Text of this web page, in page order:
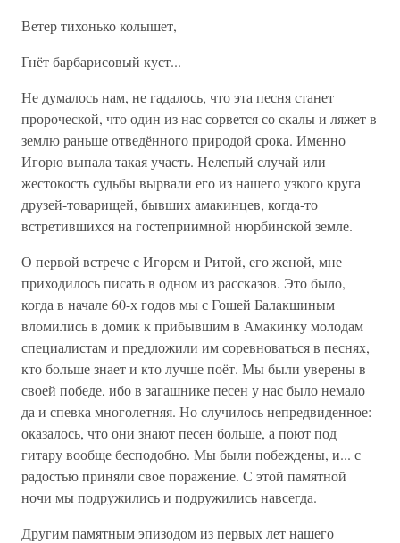
Ветер тихонько колышет,
Гнёт барбарисовый куст...
Не думалось нам, не гадалось, что эта песня станет
пророческой, что один из нас сорвется со скалы и ляжет в
землю раньше отведённого природой срока. Именно
Игорю выпала такая участь. Нелепый случай или
жестокость судьбы вырвали его из нашего узкого круга
друзей-товарищей, бывших амакинцев, когда-то
встретившихся на гостеприимной нюрбинской земле.
О первой встрече с Игорем и Ритой, его женой, мне
приходилось писать в одном из рассказов. Это было,
когда в начале 60-х годов мы с Гошей Балакшиным
вломились в домик к прибывшим в Амакинку молодам
специалистам и предложили им соревноваться в песнях,
кто больше знает и кто лучше поёт. Мы были уверены в
своей победе, ибо в загашнике песен у нас было немало
да и спевка многолетняя. Но случилось непредвиденное:
оказалось, что они знают песен больше, а поют под
гитару вообще бесподобно. Мы были побеждены, и... с
радостью приняли свое поражение. С этой памятной
ночи мы подружились и подружились навсегда.
Другим памятным эпизодом из первых лет нашего